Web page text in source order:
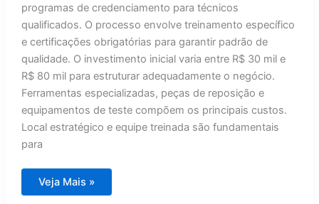
programas de credenciamento para técnicos
qualificados. O processo envolve treinamento específico
e certificações obrigatórias para garantir padrão de
qualidade. O investimento inicial varia entre R$ 30 mil e
R$ 80 mil para estruturar adequadamente o negócio.
Ferramentas especializadas, peças de reposição e
equipamentos de teste compõem os principais custos.
Local estratégico e equipe treinada são fundamentais
para
Belém:
Assistência
Veja Mais »